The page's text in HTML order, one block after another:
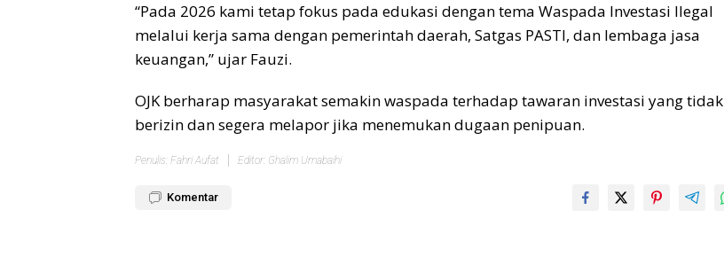
“Pada 2026 kami tetap fokus pada edukasi dengan tema Waspada Investasi Ilegal
melalui kerja sama dengan pemerintah daerah, Satgas PASTI, dan lembaga jasa
keuangan,” ujar Fauzi.
OJK berharap masyarakat semakin waspada terhadap tawaran investasi yang tidak
berizin dan segera melapor jika menemukan dugaan penipuan.
Penulis: Fahri Aufat Editor: Ghalim Umabaihi
Komentar